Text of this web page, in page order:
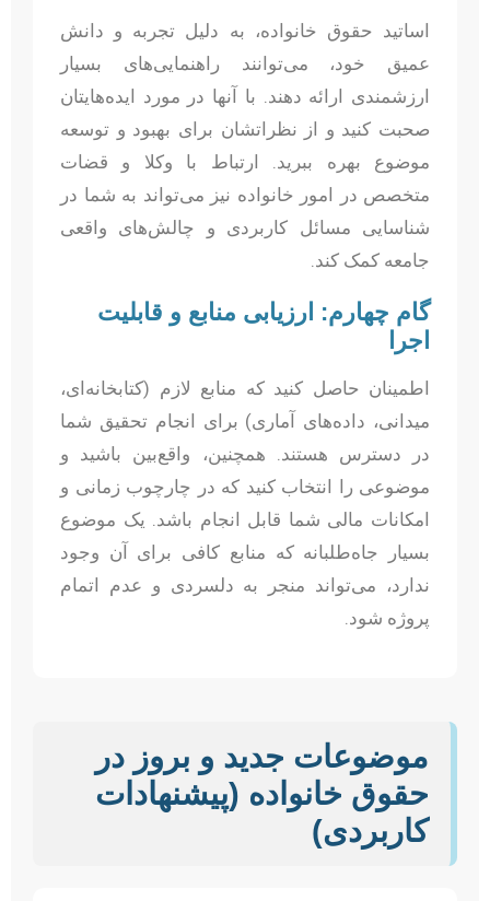
اساتید حقوق خانواده، به دلیل تجربه و دانش
عمیق خود، می‌توانند راهنمایی‌های بسیار
ارزشمندی ارائه دهند. با آنها در مورد ایده‌هایتان
صحبت کنید و از نظراتشان برای بهبود و توسعه
موضوع بهره ببرید. ارتباط با وکلا و قضات
متخصص در امور خانواده نیز می‌تواند به شما در
شناسایی مسائل کاربردی و چالش‌های واقعی
جامعه کمک کند.
گام چهارم: ارزیابی منابع و قابلیت
اجرا
اطمینان حاصل کنید که منابع لازم (کتابخانه‌ای،
میدانی، داده‌های آماری) برای انجام تحقیق شما
در دسترس هستند. همچنین، واقع‌بین باشید و
موضوعی را انتخاب کنید که در چارچوب زمانی و
امکانات مالی شما قابل انجام باشد. یک موضوع
بسیار جاه‌طلبانه که منابع کافی برای آن وجود
ندارد، می‌تواند منجر به دلسردی و عدم اتمام
پروژه شود.
موضوعات جدید و بروز در
حقوق خانواده (پیشنهادات
کاربردی)